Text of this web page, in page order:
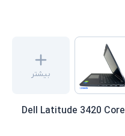
بیشتر
لپ تاپ استوک 14 اینچی دل مدل Dell Latitude 3420 Core